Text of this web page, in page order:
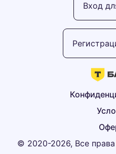
© 2020-2026, Все
Вход